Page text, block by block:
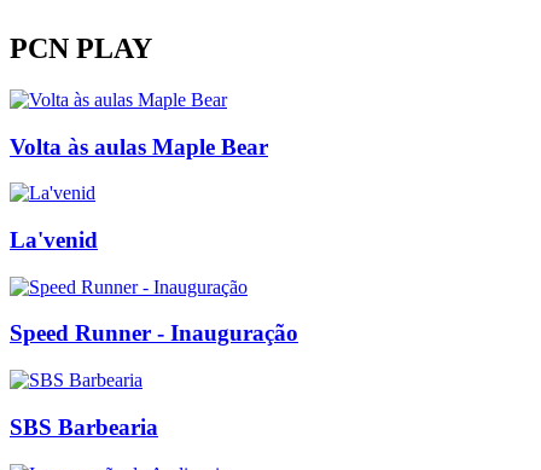
PCN PLAY
Volta às aulas Maple Bear
La'venid
Speed Runner - Inauguração
SBS Barbearia